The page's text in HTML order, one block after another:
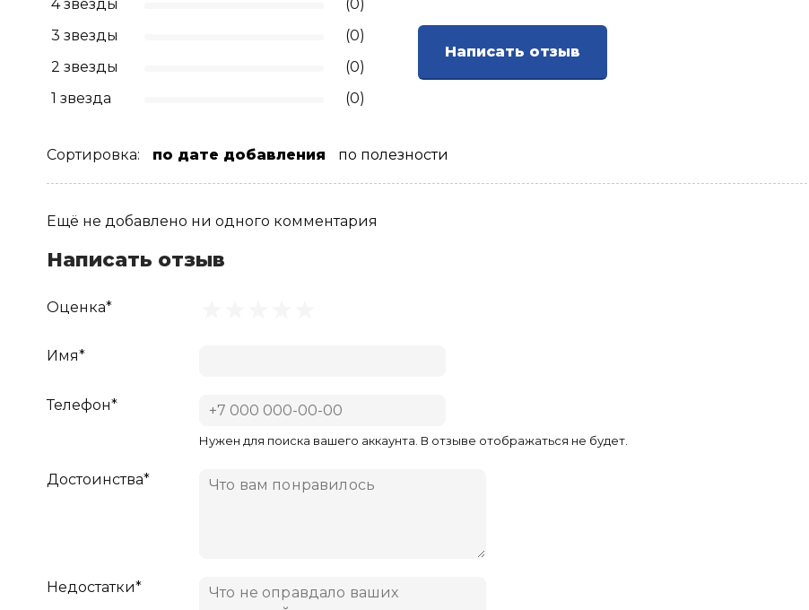
4 звезды
(0)
3 звезды
(0)
2 звезды
(0)
1 звезда
(0)
Написать отзыв
Сортировка: по дате добавления по полезности
Ещё не добавлено ни одного комментария
Написать отзыв
Оценка*
Имя*
Телефон*
Нужен для поиска вашего аккаунта. В отзыве отображаться не будет.
Достоинства*
Недостатки*